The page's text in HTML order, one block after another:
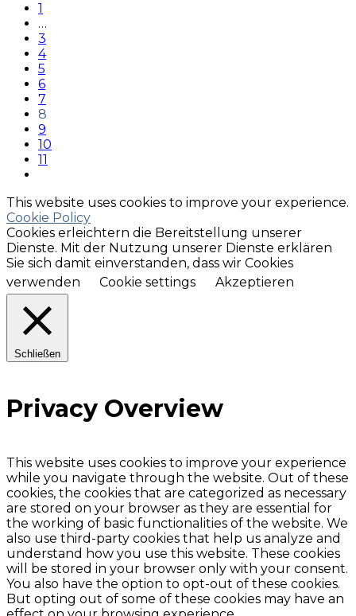
1
…
3
4
5
6
7
8
9
10
11
This website uses cookies to improve your experience.
Cookie Policy
Cookies erleichtern die Bereitstellung unserer
Dienste. Mit der Nutzung unserer Dienste erklären
Sie sich damit einverstanden, dass wir Cookies
verwenden
Cookie settings Akzeptieren
Schließen
Privacy Overview
This website uses cookies to improve your experience
while you navigate through the website. Out of these
cookies, the cookies that are categorized as necessary
are stored on your browser as they are essential for
the working of basic functionalities of the website. We
also use third-party cookies that help us analyze and
understand how you use this website. These cookies
will be stored in your browser only with your consent.
You also have the option to opt-out of these cookies.
But opting out of some of these cookies may have an